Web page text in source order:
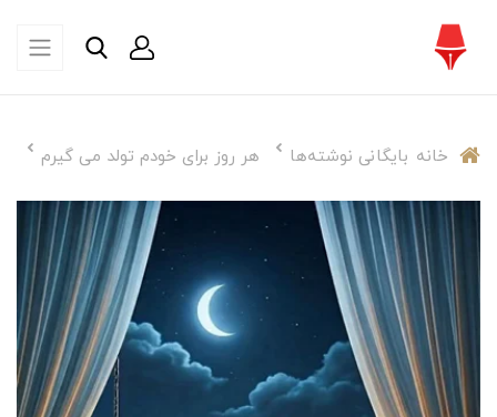
خانه بایگانی نوشته‌ها هر روز برای‌ خودم تولد می گیرم